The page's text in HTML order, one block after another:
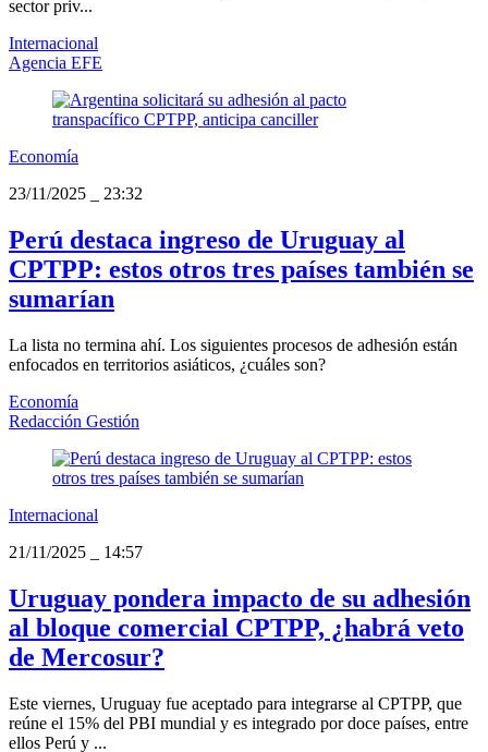
sector priv...
Internacional
Agencia EFE
Economía
23/11/2025
23:32
Perú destaca ingreso de Uruguay al
CPTPP: estos otros tres países también se
sumarían
La lista no termina ahí. Los siguientes procesos de adhesión están
enfocados en territorios asiáticos, ¿cuáles son?
Economía
Redacción Gestión
Internacional
21/11/2025
14:57
Uruguay pondera impacto de su adhesión
al bloque comercial CPTPP, ¿habrá veto
de Mercosur?
Este viernes, Uruguay fue aceptado para integrarse al CPTPP, que
reúne el 15% del PBI mundial y es integrado por doce países, entre
ellos Perú y ...